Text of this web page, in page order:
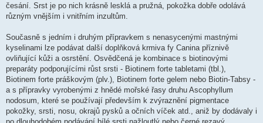
česání. Srst je po nich krásně lesklá a pružná, pokožka dobře odolává
různým vnějším i vnitřním inzultům.
Současně s jedním i druhým přípravkem s nenasycenými mastnými
kyselinami lze podávat další doplňková krmiva fy Canina příznivě
ovliňující kůži a osrstění. Osvědčená je kombinace s biotinovými
preparáty podporujícími růst srsti - Biotinem forte tabletami (tbl.),
Biotinem forte práškovým (plv.), Biotinem forte gelem nebo Biotin-Tabsy -
a s přípravky vyrobenými z hnědé mořské řasy druhu Ascophyllum
nodosum, které se používají především k zvýraznění pigmentace
pokožky, srsti, nosu, okrajů pysků a očních víček atd., aniž by dodávaly i